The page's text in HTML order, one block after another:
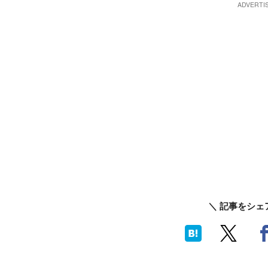
＼ 記事をシ